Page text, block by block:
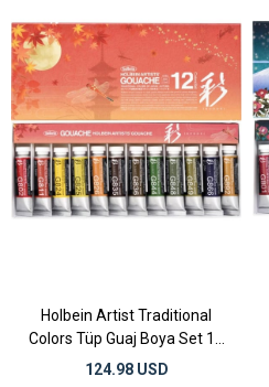
Holbein Artist Traditional
Colors Tüp Guaj Boya Set 15
ml x 12 Renk Autumn
124.98 USD